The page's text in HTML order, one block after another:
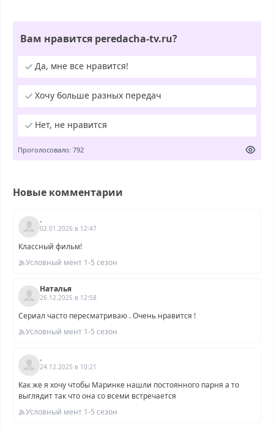
Вам нравится peredacha-tv.ru?
Да, мне все нравится!
Хочу больше разных передач
Нет, не нравится
Проголосовало: 792
Новые комментарии
.
02.01.2026 в 12:47
Классный фильм!
Условный мент 1-5 сезон
Наталья
26.12.2025 в 12:58
Сериал часто пересматриваю . Очень нравится !
Условный мент 1-5 сезон
.
24.12.2025 в 10:21
Как же я хочу чтобы Маринке нашли постоянного парня а то
выглядит так что она со всеми встречается
Условный мент 1-5 сезон